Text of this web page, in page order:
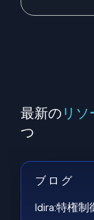
最新の リソ
つ
ブログ
Idira:特権